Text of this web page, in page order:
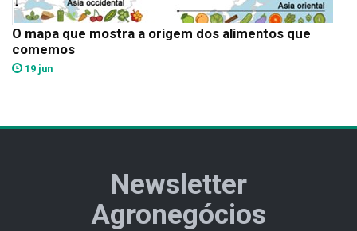
O mapa que mostra a origem dos alimentos que
comemos
19 jun
Newsletter
Agronegócios